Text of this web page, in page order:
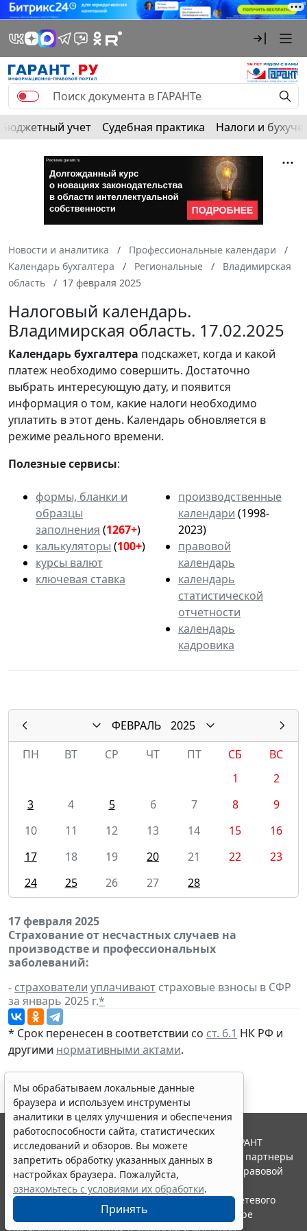
Бюджетный учет Судебная практика Налоги и
Новости и аналитика
Профессиональные календари
Календарь бухгалтера
Региональные
Владимирская
область
17 февраля 2025
Налоговый календарь.
Владимирская область. 17.02.2025
Календарьбухгалтера подскажет, когда и какой
платеж необходимо совершить. Достаточно
выбрать интересующую дату, и появится
информация о том, какие налоги необходимо
уплатить в этот день. Календарь обновляется в
режиме реального времени.
Полезные сервисы:
формы, бланки и
образцы
заполнения (1267+)
калькуляторы (100+)
курсы валют
ключевая ставка
производственные
календари (1998-
2023)
правовой
календарь
календарь
статистической
отчетности
календарь
кадровика
ФЕВРАЛЬ
2025
ПН
ВТ СР ЧТ ПТ СБ
ВС
1
2
3
4 5 6 7 8
9
10
11 12 13 14 15
16
17
18 19 20 21 22
23
24
25 26 27 28
17 февраля 2025
Страхование от несчастных случаев на
производстве и профессиональных
заболеваний:
- страхователи уплачивают страховые взносы в СФР
за январь 2025 г.*
* Срок перенесен в соответствии со ст. 6.1 НК РФ и
другими нормативными актами.
Мы обрабатываем локальные данные
браузера и используем инструменты
аналитики в целях улучшения и обеспечения
работоспособности сайта, статистических
исследований и обзоров. Вы можете
запретить обработку указанных данных в
настройках браузера. Пожалуйста,
ознакомьтесь с условиями их обработки.
Принять
© ООО "НПП "ГАРАНТ-СЕРВИС", 2026. Система ГАРАНТ
выпускается с 1990 года. Компания "Гарант" и ее партнеры
являются участниками Российской ассоциации правовой
информации ГАРАНТ.
Портал ГАРАНТ.РУ зарегистрирован в качестве сетевого
издания Федеральной службой по надзору в сфере